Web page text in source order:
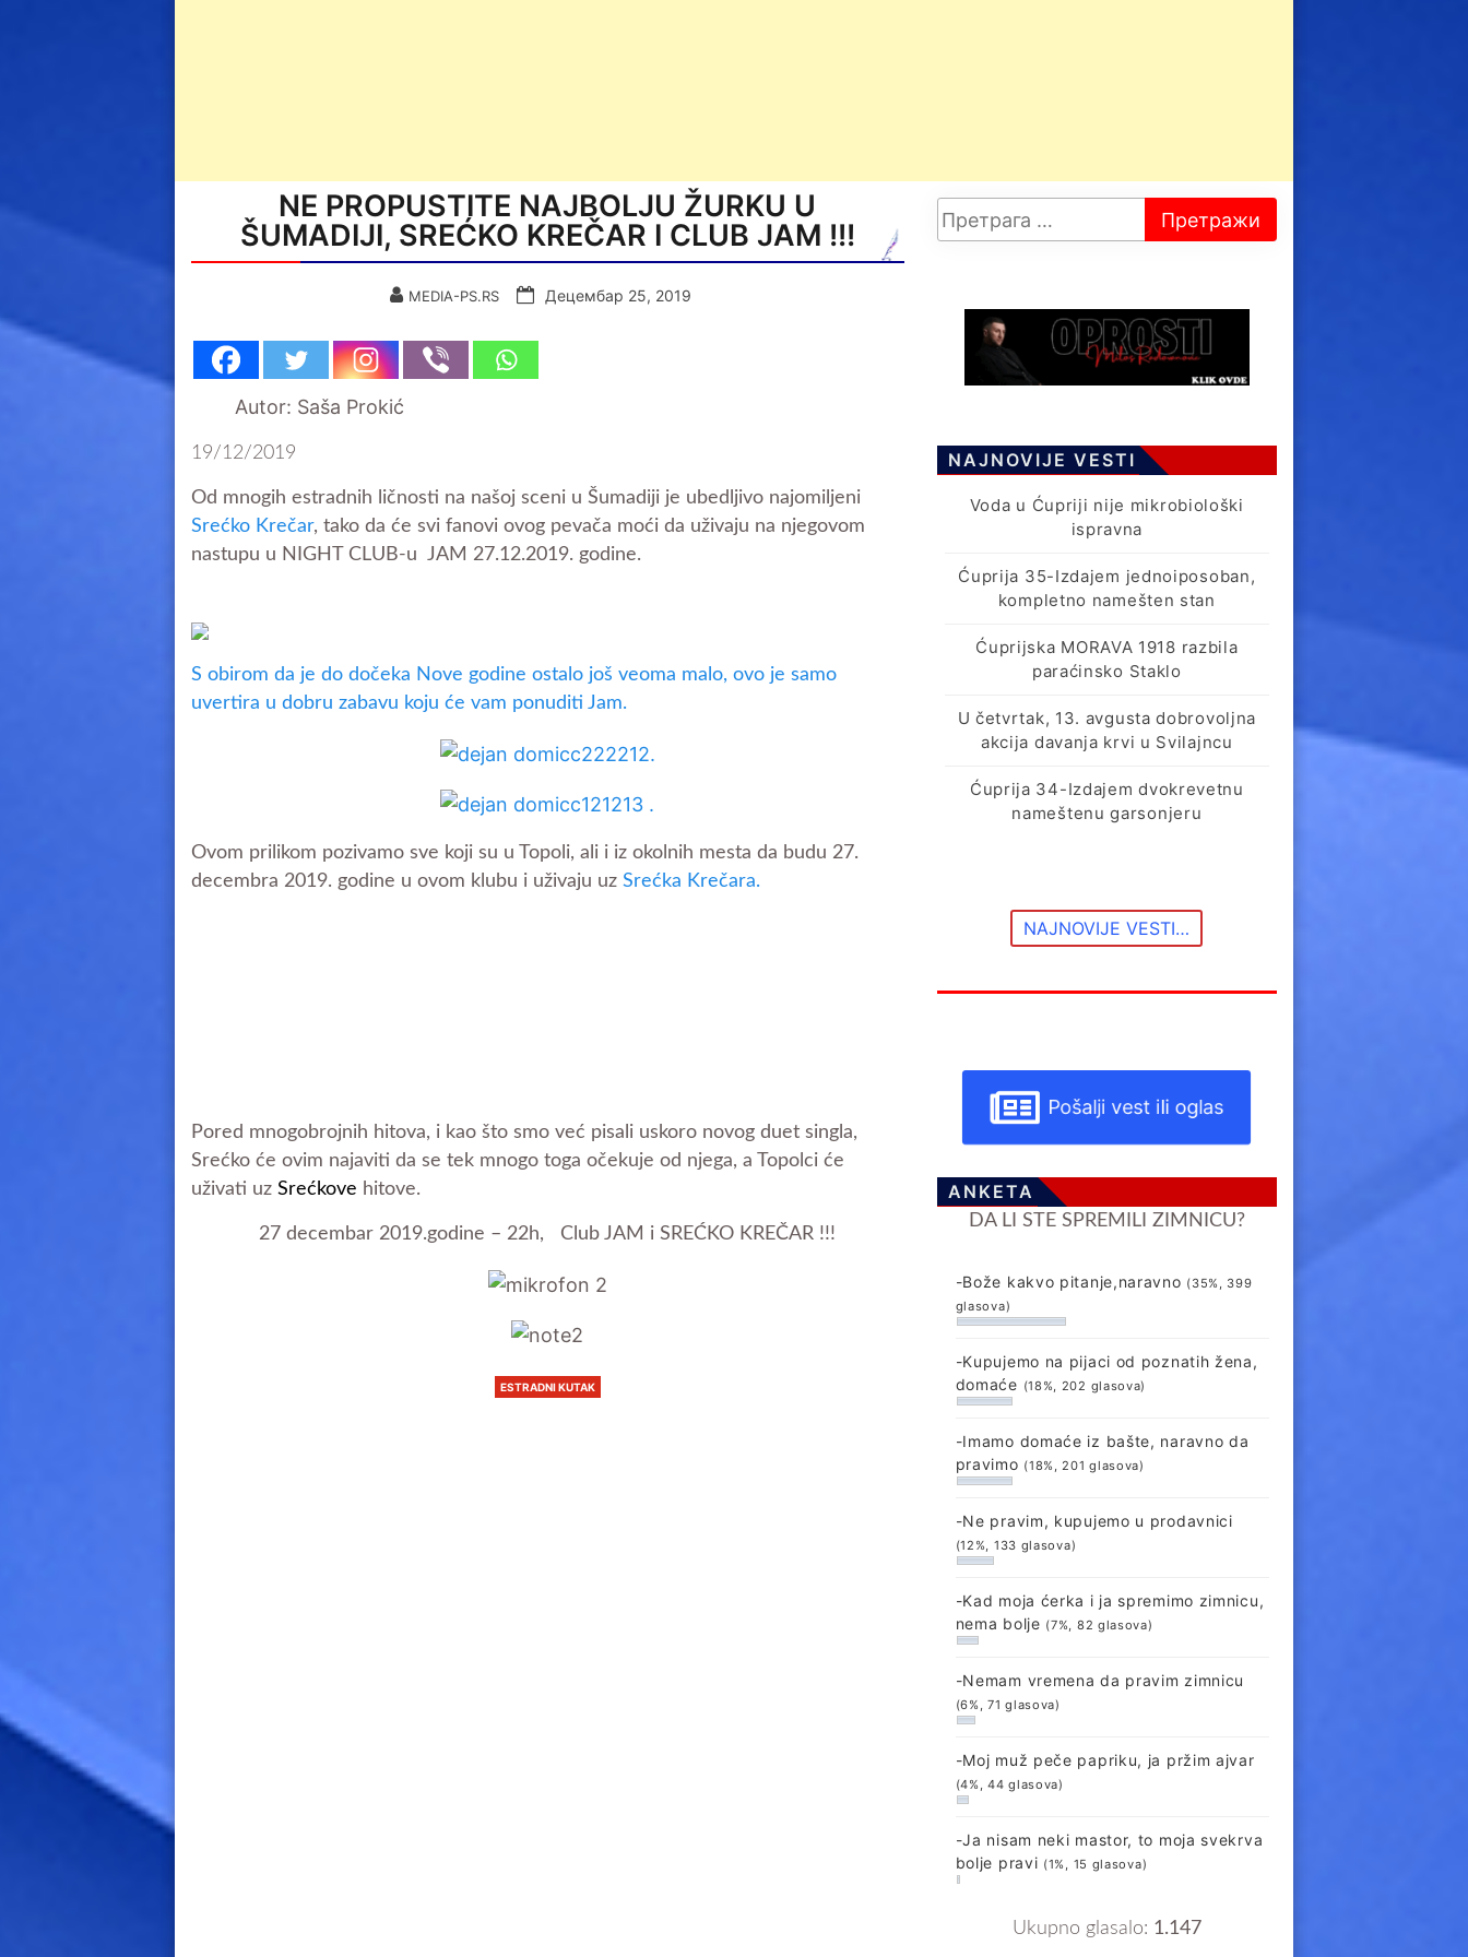
NE PROPUSTITE NAJBOLJU ŽURKU U
ŠUMADIJI, SREĆKO KREČAR I CLUB JAM !!!
MEDIA-PS.RS Децембар 25, 2019
Autor: Saša Prokić
19/12/2019
Od mnogih estradnih ličnosti na našoj sceni u Šumadiji je ubedljivo najomiljeni
Srećko Krečar, tako da će svi fanovi ovog pevača moći da uživaju na njegovom
nastupu u NIGHT CLUB-u JAM 27.12.2019. godine.
S obirom da je do dočeka Nove godine ostalo još veoma malo, ovo je samo
uvertira u dobru zabavu koju će vam ponuditi Jam.
Ovom prilikom pozivamo sve koji su u Topoli, ali i iz okolnih mesta da budu 27.
decembra 2019. godine u ovom klubu i uživaju uz Srećka Krečara.
Pored mnogobrojnih hitova, i kao što smo već pisali uskoro novog duet singla,
Srećko će ovim najaviti da se tek mnogo toga očekuje od njega, a Topolci će
uživati uz Srećkove hitove.
27 decembar 2019.godine – 22h, Club JAM i SREĆKO KREČAR !!!
ESTRADNI KUTAK
NAJNOVIJE VESTI
Voda u Ćupriji nije mikrobiološki
ispravna
Ćuprija 35-Izdajem jednoiposoban,
kompletno namešten stan
Ćuprijska MORAVA 1918 razbila
paraćinsko Staklo
U četvrtak, 13. avgusta dobrovoljna
akcija davanja krvi u Svilajncu
Ćuprija 34-Izdajem dvokrevetnu
nameštenu garsonjeru
NAJNOVIJE VESTI…
Pošalji vest ili oglas
ANKETA
DA LI STE SPREMILI ZIMNICU?
-Bože kakvo pitanje,naravno (35%, 399
glasova)
-Kupujemo na pijaci od poznatih žena,
domaće (18%, 202 glasova)
-Imamo domaće iz bašte, naravno da
pravimo (18%, 201 glasova)
-Ne pravim, kupujemo u prodavnici
(12%, 133 glasova)
-Kad moja ćerka i ja spremimo zimnicu,
nema bolje (7%, 82 glasova)
-Nemam vremena da pravim zimnicu
(6%, 71 glasova)
-Moj muž peče papriku, ja pržim ajvar
(4%, 44 glasova)
-Ja nisam neki mastor, to moja svekrva
bolje pravi (1%, 15 glasova)
Ukupno glasalo: 1.147